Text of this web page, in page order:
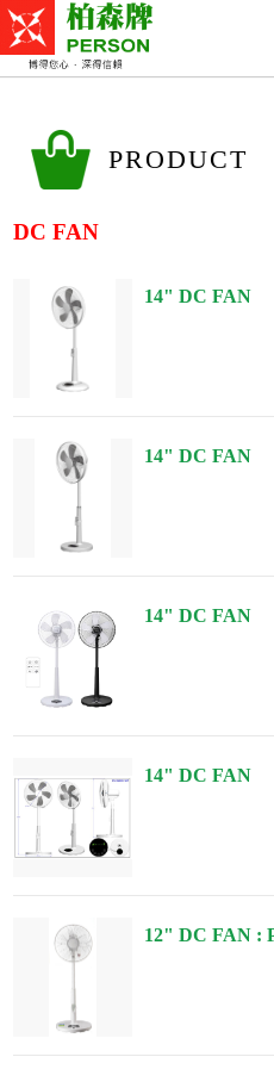
PRODUCT
DC FAN
14" DC FAN
14" DC FAN
14" DC FAN
14" DC FAN
12" DC FAN :